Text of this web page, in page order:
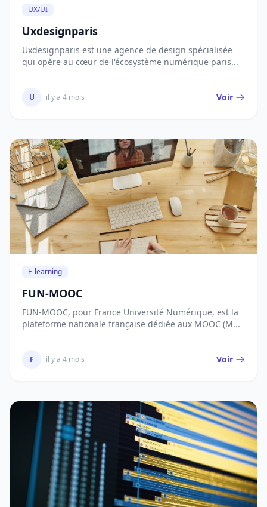
UX/UI
Uxdesignparis
Uxdesignparis est une agence de design spécialisée
qui opère au cœur de l'écosystème numérique paris...
U il y a 4 mois Voir
E-learning
FUN-MOOC
FUN-MOOC, pour France Université Numérique, est la
plateforme nationale française dédiée aux MOOC (M...
F il y a 4 mois Voir